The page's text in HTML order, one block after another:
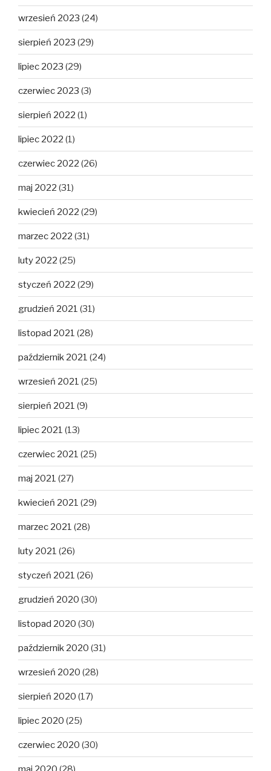
wrzesień 2023 (24)
sierpień 2023 (29)
lipiec 2023 (29)
czerwiec 2023 (3)
sierpień 2022 (1)
lipiec 2022 (1)
czerwiec 2022 (26)
maj 2022 (31)
kwiecień 2022 (29)
marzec 2022 (31)
luty 2022 (25)
styczeń 2022 (29)
grudzień 2021 (31)
listopad 2021 (28)
październik 2021 (24)
wrzesień 2021 (25)
sierpień 2021 (9)
lipiec 2021 (13)
czerwiec 2021 (25)
maj 2021 (27)
kwiecień 2021 (29)
marzec 2021 (28)
luty 2021 (26)
styczeń 2021 (26)
grudzień 2020 (30)
listopad 2020 (30)
październik 2020 (31)
wrzesień 2020 (28)
sierpień 2020 (17)
lipiec 2020 (25)
czerwiec 2020 (30)